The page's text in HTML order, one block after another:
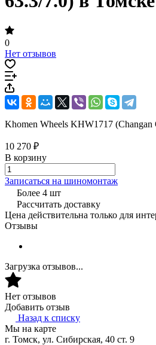
0
Нет отзывов
Khomen Wheels KHW1717 (Changan
10 270 ₽
В корзину
Записаться на шиномонтаж
Более 4 шт
Рассчитать доставку
Цена действительна только для
Отзывы
Загрузка отзывов...
Нет отзывов
Добавить отзыв
Назад к списку
Мы на карте
г. Томск, ул. Сибирская, 40 ст. 9